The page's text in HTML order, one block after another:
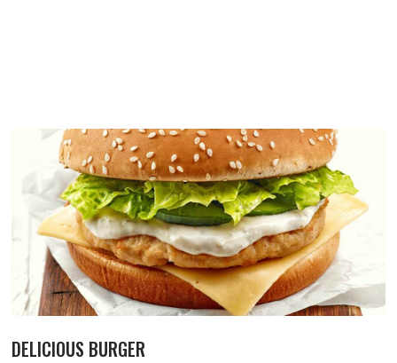
DELICIOUS BURGER